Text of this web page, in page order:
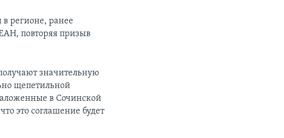
регионе, ранее
повторяя призыв
значительную
щепетильной
в Сочинской
это соглашение будет